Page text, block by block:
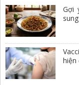
Gợi
hiện